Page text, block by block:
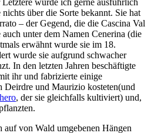
würde ich gerne ausführlich
über die Sorte bekannt. Sie hat
– der Gegend, die die Cascina Val
unter dem Namen Cenerina (die
erwähnt wurde sie im 18.
wurde sie aufgrund schwacher
In den letzten Jahren beschäftigte
ihr und fabrizierte einige
und Maurizio kosteten(und
, der sie gleichfalls kultiviert) und,
von Wald umgebenen Hängen